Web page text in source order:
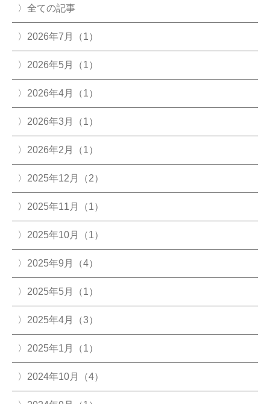
全ての記事
2026年7月（1）
2026年5月（1）
2026年4月（1）
2026年3月（1）
2026年2月（1）
2025年12月（2）
2025年11月（1）
2025年10月（1）
2025年9月（4）
2025年5月（1）
2025年4月（3）
2025年1月（1）
2024年10月（4）